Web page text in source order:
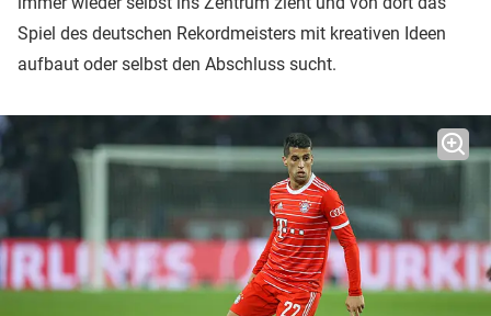
Spiel des deutschen Rekordmeisters mit kreativen Ideen
aufbaut oder selbst den Abschluss sucht.